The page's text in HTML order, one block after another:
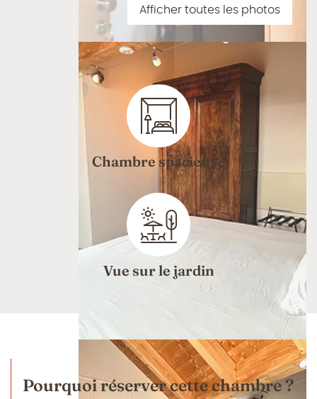
Afficher toutes les photos
Chambre spacieuse
Vue sur le jardin
Pourquoi réserver cette chambre ?